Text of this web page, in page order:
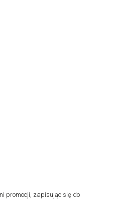
promocji, zapisując się do